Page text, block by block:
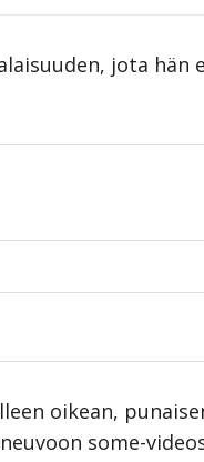
jota hän
oikean,
some-